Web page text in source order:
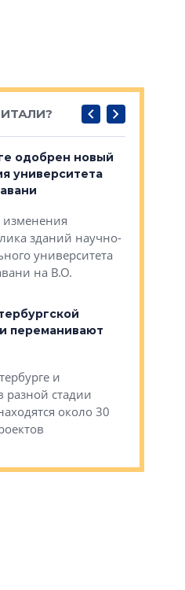
одобрен новый
университета
изменения
зданий научно-
университета
на В.О.
переманивают
и
разной стадии
около 30